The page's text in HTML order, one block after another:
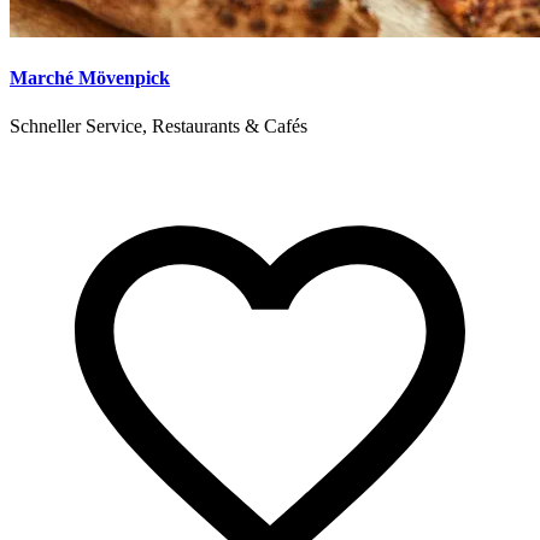
Marché Mövenpick
Schneller Service, Restaurants & Cafés